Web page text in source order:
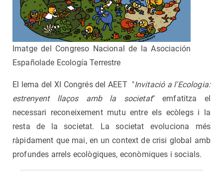
Imatge del Congreso Nacional de la Asociación
Españolade Ecología Terrestre
El lema del XI Congrés del AEET "Invitació a l'Ecologia:
estrenyent llaços amb la societat" emfatitza el
necessari reconeixement mutu entre els ecòlegs i la
resta de la societat. La societat evoluciona més
ràpidament que mai, en un context de crisi global amb
profundes arrels ecològiques, econòmiques i socials.